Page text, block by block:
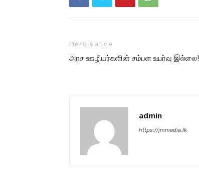
Previous article
அரச ஊழியர்களின் சம்பள உயர்வு இல்லை!
admin
https://jmmedia.lk